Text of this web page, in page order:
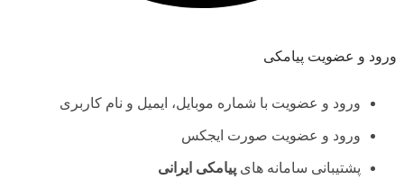
ورود و عضویت پیامکی
ورود و عضویت با شماره موبایل، ایمیل و نام کاربری
ورود و عضویت صورت ایجکس
پشتیبانی سامانه های پیامکی ایرانی